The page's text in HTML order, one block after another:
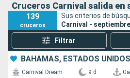
Cruceros Carnival salida en
139
cruceros
Sus criterios de
Carnival -
Filtrar
BAHAMAS, ESTADOS UNIDOS
Carnival Dream 9 d